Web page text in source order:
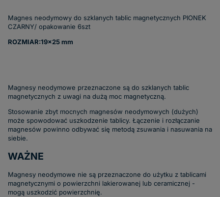
Magnes neodymowy do szklanych tablic magnetycznych PIONEK
CZARNY/ opakowanie 6szt
ROZMIAR:19x25 mm
Magnesy neodymowe przeznaczone są do szklanych tablic
magnetycznych z uwagi na dużą moc magnetyczną.
Stosowanie zbyt mocnych magnesów neodymowych (dużych)
może spowodować uszkodzenie tablicy. Łączenie i rozłączanie
magnesów powinno odbywać się metodą zsuwania i nasuwania na
siebie.
WAŻNE
Magnesy neodymowe nie są przeznaczone do użytku z tablicami
magnetycznymi o powierzchni lakierowanej lub ceramicznej -
mogą uszkodzić powierzchnię.